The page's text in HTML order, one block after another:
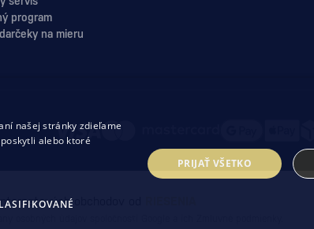
program
na mieru
obchodov od
našej stránky zdieľame
alebo ktoré
PRIJAŤ VŠETKO